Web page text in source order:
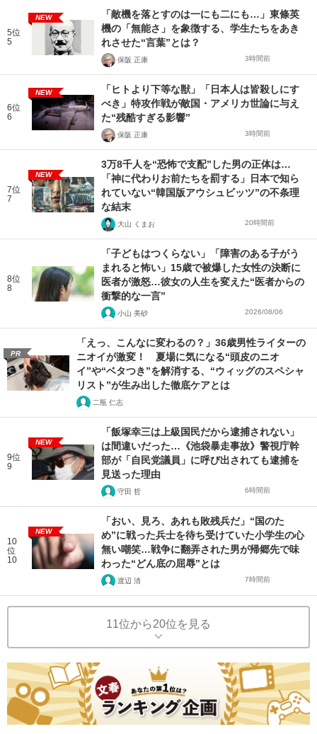
5位
5
NEW
「敵機を落とすのは一にも二にも…」東條英
機の「無能さ」を象徴する、学生たちをあき
れさせた“言葉”とは？
保阪 正康 3時間前
6位
6
NEW
「ヒトより下等な獣」「日本人は皆殺しにす
べき」特攻作戦が敵国・アメリカ世論に与え
た“残酷すぎる影響”
保阪 正康 3時間前
7位
7
NEW
3万8千人を“恐怖で支配”した男の正体は…
「神に代わりお前たちを罰する」日本で知ら
れていない“韓国版アウシュビッツ”の不条理
な結末
大山 くまお 20時間前
8位
8
「子どもはつくらない」「障害のある子がう
まれると怖い」15歳で被爆した女性の決断に
医者が激怒…彼女の人生を変えた“医者からの
衝撃的な一言”
小山 美砂 2026/08/06
PR
「えっ、こんなに変わるの？」36歳男性ライターの
ニオイが激変！ 夏場に気になる“頭皮のニオ
イ”や“ベタつき”を解消する、“ウィッグのスペシャ
リスト”が生み出した徹底ケアとは
二瓶 仁志
9位
9
NEW
「飯塚幸三は上級国民だから逮捕されない」
は間違いだった…《池袋暴走事故》警視庁幹
部が「自民党議員」に呼び出されても逮捕を
見送った理由
守田 哲 6時間前
10
位
10
NEW
「おい、見ろ、あれも敗残兵だ」“国のた
め”に戦った兵士を待ち受けていた小学生の心
無い嘲笑…戦争に翻弄された男が帰郷先で味
わった“どん底の屈辱”とは
渡辺 清 7時間前
11位から20位を見る